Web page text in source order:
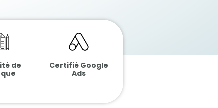
de
Certifié Google
Ads